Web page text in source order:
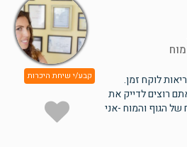
קבע/י שיחת היכרות
לוקח זמן.
להבשיל, לרצות, לשנות. אם אתם רוצים לדייק את
התזונה שלכם. לאמן את הכוח של הגוף והמוח -אני